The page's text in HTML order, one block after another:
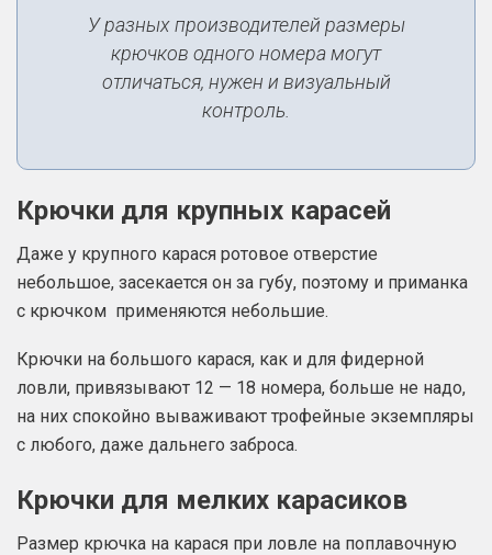
У разных производителей размеры
крючков одного номера могут
отличаться, нужен и визуальный
контроль.
Крючки для крупных карасей
Даже у крупного карася ротовое отверстие
небольшое, засекается он за губу, поэтому и приманка
с крючком применяются небольшие.
Крючки на большого карася, как и для фидерной
ловли, привязывают 12 — 18 номера, больше не надо,
на них спокойно вываживают трофейные экземпляры
с любого, даже дальнего заброса.
Крючки для мелких карасиков
Размер крючка на карася при ловле на поплавочную